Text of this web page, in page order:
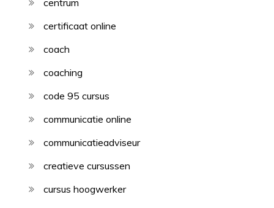
certificaat online
coach
coaching
code 95 cursus
communicatie online
communicatieadviseur
creatieve cursussen
cursus hoogwerker